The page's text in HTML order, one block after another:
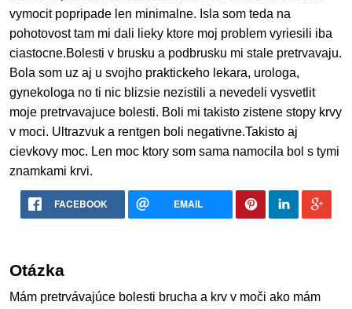
vymocit popripade len minimalne. Isla som teda na
pohotovost tam mi dali lieky ktore moj problem vyriesili iba
ciastocne.Bolesti v brusku a podbrusku mi stale pretrvavaju.
Bola som uz aj u svojho praktickeho lekara, urologa,
gynekologa no ti nic blizsie nezistili a nevedeli vysvetlit
moje pretrvavajuce bolesti. Boli mi takisto zistene stopy krvy
v moci. Ultrazvuk a rentgen boli negativne.Takisto aj
cievkovy moc. Len moc ktory som sama namocila bol s tymi
znamkami krvi.
FACEBOOK EMAIL
Otázka
Mám pretrvávajúce bolesti brucha a krv v moči ako mám